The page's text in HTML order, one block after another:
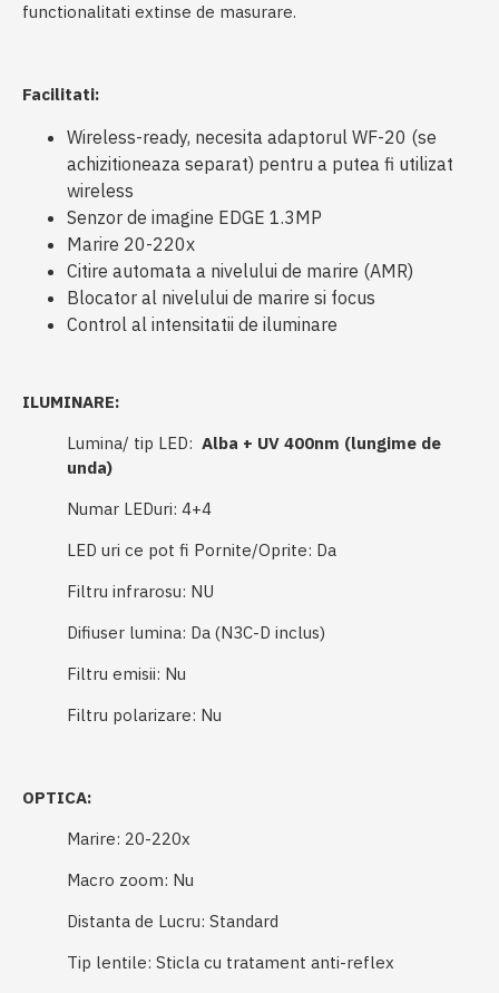
functionalitati extinse de masurare.
Facilitati:
Wireless-ready, necesita adaptorul WF-20 (se
achizitioneaza separat) pentru a putea fi utilizat
wireless
Senzor de imagine EDGE 1.3MP
Marire 20-220x
Citire automata a nivelului de marire (AMR)
Blocator al nivelului de marire si focus
Control al intensitatii de iluminare
ILUMINARE:
Lumina/ tip LED: Alba + UV 400nm (lungime de
unda)
Numar LEDuri: 4+4
LED uri ce pot fi Pornite/Oprite: Da
Filtru infrarosu: NU
Difiuser lumina: Da (N3C-D inclus)
Filtru emisii: Nu
Filtru polarizare: Nu
OPTICA:
Marire: 20-220x
Macro zoom: Nu
Distanta de Lucru: Standard
Tip lentile: Sticla cu tratament anti-reflex